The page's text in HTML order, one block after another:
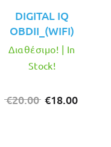
DIGITAL IQ
OBDII_(WIFI)
€20.00 Original
€18.00
Διαθέσιμο! | In
Stock!